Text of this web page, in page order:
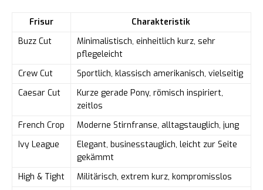
Frisur
Charakteristik
Buzz Cut
Minimalistisch, einheitlich kurz, sehr
pflegeleicht
Crew Cut
Sportlich, klassisch amerikanisch, vielseitig
Caesar Cut
Kurze gerade Pony, römisch inspiriert,
zeitlos
French Crop
Moderne Stirnfranse, alltagstauglich, jung
Ivy League
Elegant, businesstauglich, leicht zur Seite
gekämmt
High & Tight
Militärisch, extrem kurz, kompromisslos